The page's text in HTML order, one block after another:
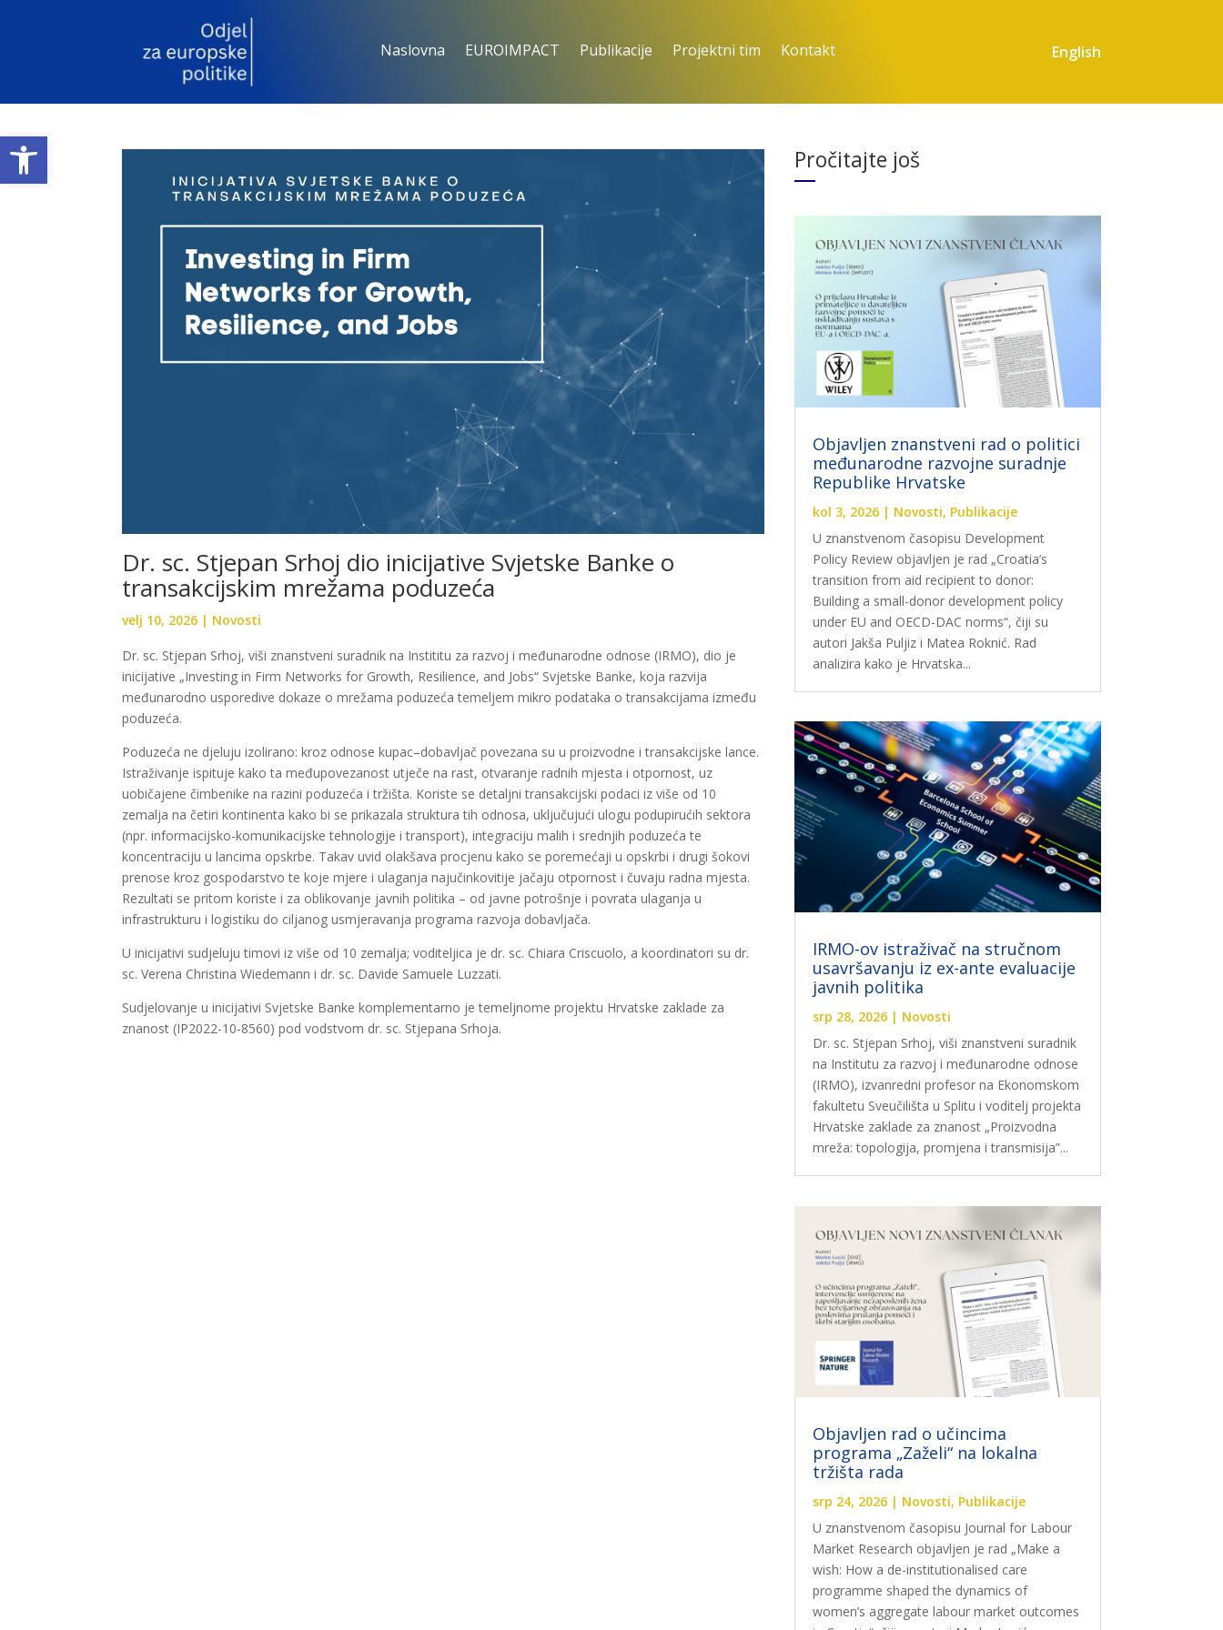
Open toolbar
Naslovna EUROIMPACT Publikacije Projektni tim Kontakt English
Dr. sc. Stjepan Srhoj dio inicijative Svjetske Banke o
transakcijskim mrežama poduzeća
velj 10, 2026 | Novosti
Dr. sc. Stjepan Srhoj, viši znanstveni suradnik na Instititu za razvoj i međunarodne odnose (IRMO), dio je
inicijative „Investing in Firm Networks for Growth, Resilience, and Jobs“ Svjetske Banke, koja razvija
međunarodno usporedive dokaze o mrežama poduzeća temeljem mikro podataka o transakcijama između
poduzeća.
Poduzeća ne djeluju izolirano: kroz odnose kupac–dobavljač povezana su u proizvodne i transakcijske lance.
Istraživanje ispituje kako ta međupovezanost utječe na rast, otvaranje radnih mjesta i otpornost, uz
uobičajene čimbenike na razini poduzeća i tržišta. Koriste se detaljni transakcijski podaci iz više od 10
zemalja na četiri kontinenta kako bi se prikazala struktura tih odnosa, uključujući ulogu podupirućih sektora
(npr. informacijsko-komunikacijske tehnologije i transport), integraciju malih i srednjih poduzeća te
koncentraciju u lancima opskrbe. Takav uvid olakšava procjenu kako se poremećaji u opskrbi i drugi šokovi
prenose kroz gospodarstvo te koje mjere i ulaganja najučinkovitije jačaju otpornost i čuvaju radna mjesta.
Rezultati se pritom koriste i za oblikovanje javnih politika – od javne potrošnje i povrata ulaganja u
infrastrukturu i logistiku do ciljanog usmjeravanja programa razvoja dobavljača.
U inicijativi sudjeluju timovi iz više od 10 zemalja; voditeljica je dr. sc. Chiara Criscuolo, a koordinatori su dr.
sc. Verena Christina Wiedemann i dr. sc. Davide Samuele Luzzati.
Sudjelovanje u inicijativi Svjetske Banke komplementarno je temeljnome projektu Hrvatske zaklade za
znanost (IP2022-10-8560) pod vodstvom dr. sc. Stjepana Srhoja.
Pročitajte još
Objavljen znanstveni rad o politici
međunarodne razvojne suradnje
Republike Hrvatske
kol 3, 2026| Novosti, Publikacije
U znanstvenom časopisu Development
Policy Review objavljen je rad „Croatia’s
transition from aid recipient to donor:
Building a small-donor development policy
under EU and OECD-DAC norms“, čiji su
autori Jakša Puljiz i Matea Roknić. Rad
analizira kako je Hrvatska...
IRMO-ov istraživač na stručnom
usavršavanju iz ex-ante evaluacije
javnih politika
srp 28, 2026| Novosti
Dr. sc. Stjepan Srhoj, viši znanstveni suradnik
na Institutu za razvoj i međunarodne odnose
(IRMO), izvanredni profesor na Ekonomskom
fakultetu Sveučilišta u Splitu i voditelj projekta
Hrvatske zaklade za znanost „Proizvodna
mreža: topologija, promjena i transmisija”...
Objavljen rad o učincima
programa „Zaželi“ na lokalna
tržišta rada
srp 24, 2026| Novosti, Publikacije
U znanstvenom časopisu Journal for Labour
Market Research objavljen je rad „Make a
wish: How a de-institutionalised care
programme shaped the dynamics of
women’s aggregate labour market outcomes